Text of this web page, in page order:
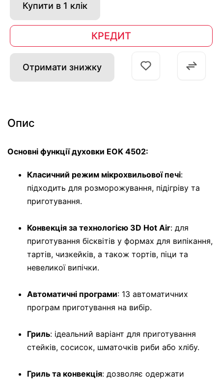
Купити в 1 клік
КРЕДИТ
Отримати знижку
Опис
Основні функції духовки EOK 4502:
Класичний режим мікрохвильової печі:
підходить для розморожування, підігріву та
приготування.
Конвекція за технологією 3D Hot Air: для
приготування бісквітів у формах для випікання,
тартів, чизкейків, а також тортів, піци та
невеликої випічки.
Автоматичні програми: 13 автоматичних
програм приготування на вибір.
Гриль: ідеальний варіант для приготування
стейків, сосисок, шматочків риби або хлібу.
Гриль та конвекція: дозволяє одержати